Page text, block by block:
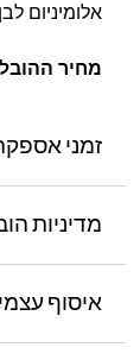
אלומיניום
מחיר ההובלה
זמני
מדיניות
איסוף עצמי